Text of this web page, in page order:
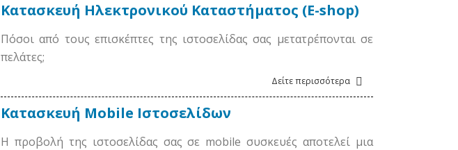
Κατασκευή Ηλεκτρονικού Καταστήματος (E-shop)
Πόσοι από τους επισκέπτες της ιστοσελίδας σας μετατρέπονται σε
πελάτες;
Δείτε περισσότερα
Κατασκευή Mobile Ιστοσελίδων
Η προβολή της ιστοσελίδας σας σε mobile συσκευές αποτελεί μια